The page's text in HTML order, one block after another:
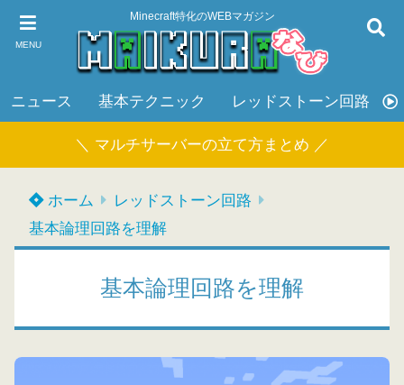
MENU
Minecraft特化のWEBマガジン
ニュース 基本テクニック レッドストーン回路
＼ マルチサーバーの立て方まとめ ／
ホーム
レッドストーン回路
基本論理回路を理解
基本論理回路を理解